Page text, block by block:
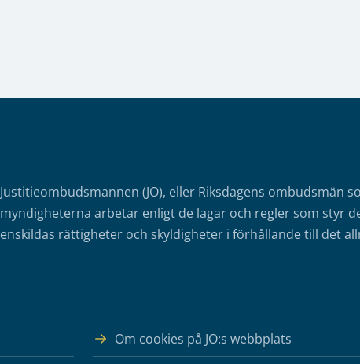
Justitieombudsmannen (JO), eller Riksdagens ombudsmän
myndigheterna arbetar enligt de lagar och regler som styr
enskildas rättigheter och skyldigheter i förhållande till det
Om cookies på JO:s webbplats